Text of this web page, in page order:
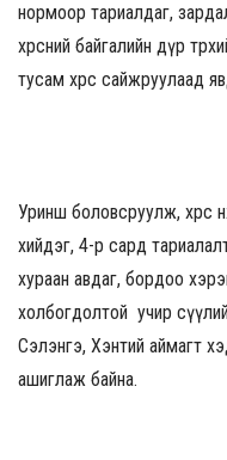
нормоор тариалдаг, зардал
хөрсний байгалийн дүр
тусам хөрсөө сайжруулаад
Уринш боловсруулж,
хийдэг, 4-р сард
хураан авдаг, бордоо
холбогдолтой учир
Сэлэнгэ, Хэнтий аймагт
ашиглаж байна.